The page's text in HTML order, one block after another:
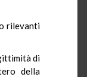
rilevanti
di
della